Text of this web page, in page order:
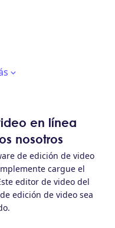
en línea
nosotros
de edición de video
cargue el
editor de video del
edición de video sea